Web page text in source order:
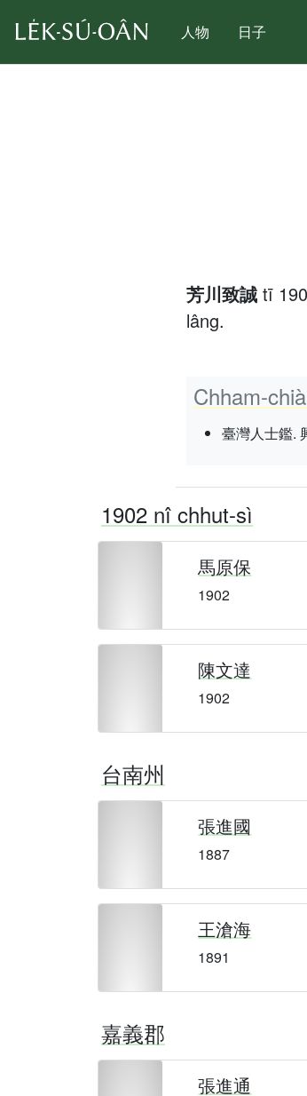
人物 日子
芳川致誠 tī
lâng.
Chham-
臺灣人士鑑.
1902 nî chhut-sì
馬原保
1902
陳文達
1902
台南州
張進國
1887
王滄海
1891
嘉義郡
張進通